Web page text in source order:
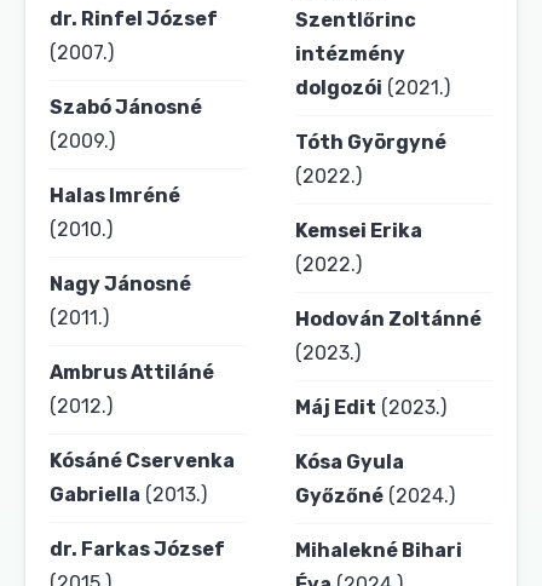
dr. Rinfel József
(2007.)
Szabó Jánosné
(2009.)
Halas Imréné
(2010.)
Nagy Jánosné
(2011.)
Ambrus Attiláné
(2012.)
Kósáné Cservenka
Gabriella (2013.)
dr. Farkas József
Szentlőrinc
intézmény
dolgozói (2021.)
Tóth Györgyné
(2022.)
Kemsei Erika
(2022.)
Hodován Zoltánné
(2023.)
Máj Edit (2023.)
Kósa Gyula
Győzőné (2024.)
Mihalekné Bihari